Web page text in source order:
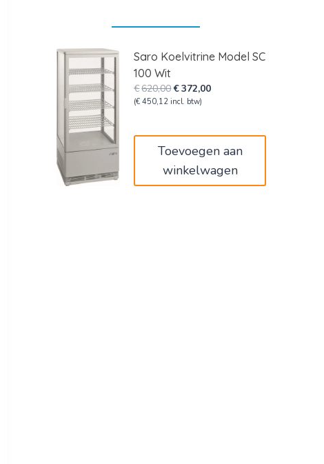
Saro Koelvitrine Model SC
100 Wit
€620,00Oorspronkelijke
prijs
€372,00Huidige
(€ 450,12 incl. btw)
Toevoegen aan
winkelwagen